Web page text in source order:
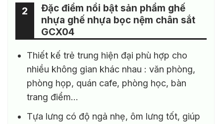
Đặc điểm nổi bật sản phẩm ghế
nhựa ghế nhựa bọc nệm chân sắt
GCX04
2
Thiết kế trẻ trung hiện đại phù hợp cho
nhiều không gian khác nhau : văn phòng,
phòng họp, quán cafe, phòng học, bàn
trang điểm…
Tựa lưng có độ ngả nhẹ, ôm lưng tốt, giúp